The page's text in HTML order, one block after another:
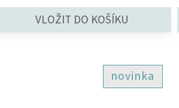
novinka